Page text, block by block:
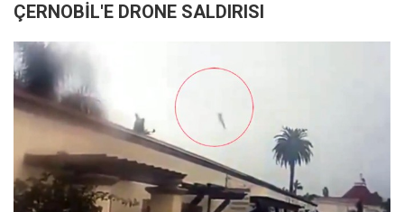
ÇERNOBİL'E DRONE SALDIRISI